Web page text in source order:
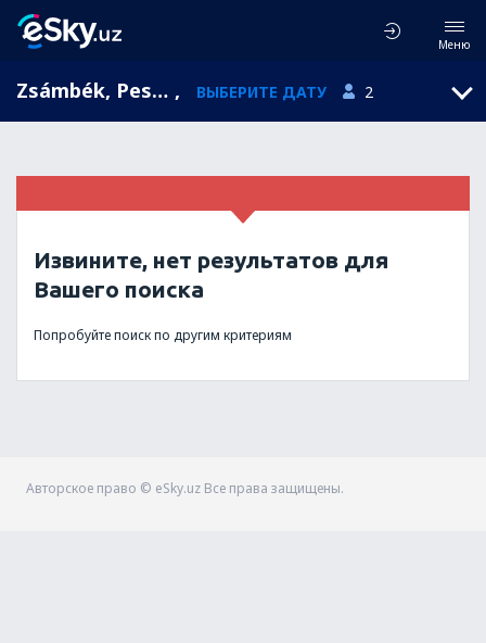
Меню
Zsámbék, Pest, Венгрия , ВЫБЕРИТЕ ДАТУ 2
Извините, нет результатов для
Вашего поиска
Попробуйте поиск по другим критериям
Авторское право © eSky.uz Все права защищены.